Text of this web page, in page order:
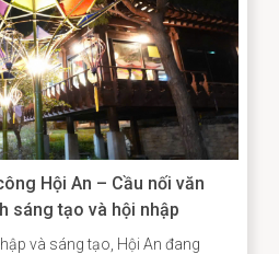
Hội An – Cầu nối văn
sáng tạo và hội nhập
và sáng tạo, Hội An đang